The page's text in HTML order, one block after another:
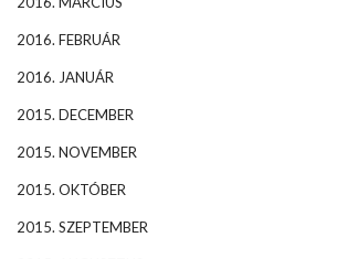
2016. FEBRUÁR
2016. JANUÁR
2015. DECEMBER
2015. NOVEMBER
2015. OKTÓBER
2015. SZEPTEMBER